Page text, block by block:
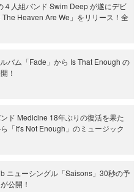
４人組バンド Swim Deep が遂にデビ
The Heaven Are We」をリリース！全
バム「Fade」から Is That Enough の
！
ド Medicine 18年ぶりの復活を果た
「It's Not Enough」のミュージック
ニューシングル「Saisons」30秒の予
公開！